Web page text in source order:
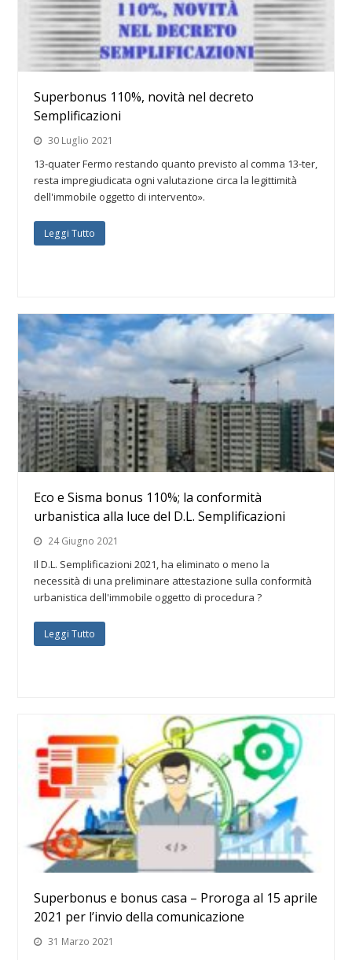
Superbonus 110%, novità nel decreto
Semplificazioni
30 Luglio 2021
13-quater Fermo restando quanto previsto al comma 13-ter,
resta impregiudicata ogni valutazione circa la legittimità
dell'immobile oggetto di intervento».
Leggi Tutto
Eco e Sisma bonus 110%; la conformità
urbanistica alla luce del D.L. Semplificazioni
24 Giugno 2021
Il D.L. Semplificazioni 2021, ha eliminato o meno la
necessità di una preliminare attestazione sulla conformità
urbanistica dell'immobile oggetto di procedura ?
Leggi Tutto
Superbonus e bonus casa – Proroga al 15 aprile
2021 per l’invio della comunicazione
31 Marzo 2021